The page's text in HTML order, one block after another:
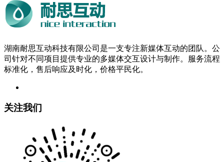
湖南耐思互动科技有限公司是一支专注新媒体互动的团队。公
司针对不同项目提供专业的多媒体交互设计与制作。服务流程
标准化，售后响应及时化，价格平民化。
关注我们